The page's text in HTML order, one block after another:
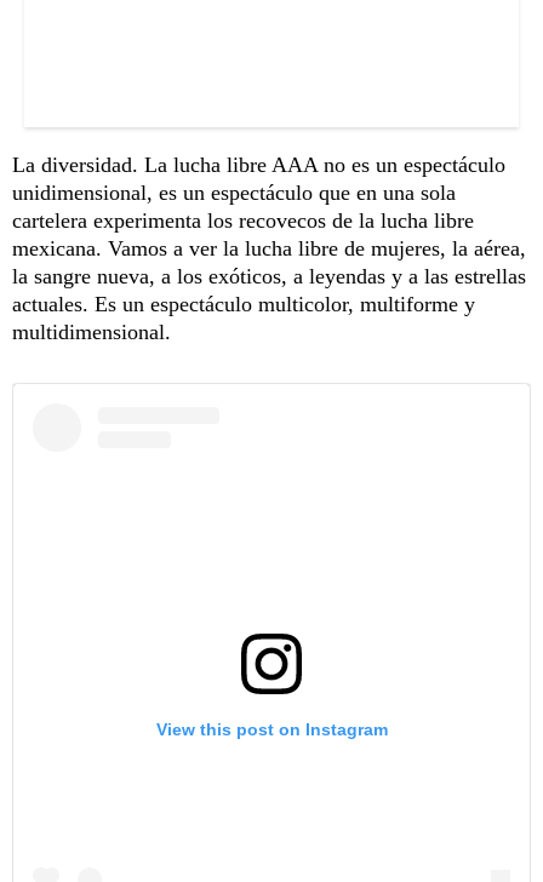
La diversidad. La lucha libre AAA no es un espectáculo
unidimensional, es un espectáculo que en una sola
cartelera experimenta los recovecos de la lucha libre
mexicana. Vamos a ver la lucha libre de mujeres, la aérea,
la sangre nueva, a los exóticos, a leyendas y a las estrellas
actuales. Es un espectáculo multicolor, multiforme y
multidimensional.
View this post on Instagram